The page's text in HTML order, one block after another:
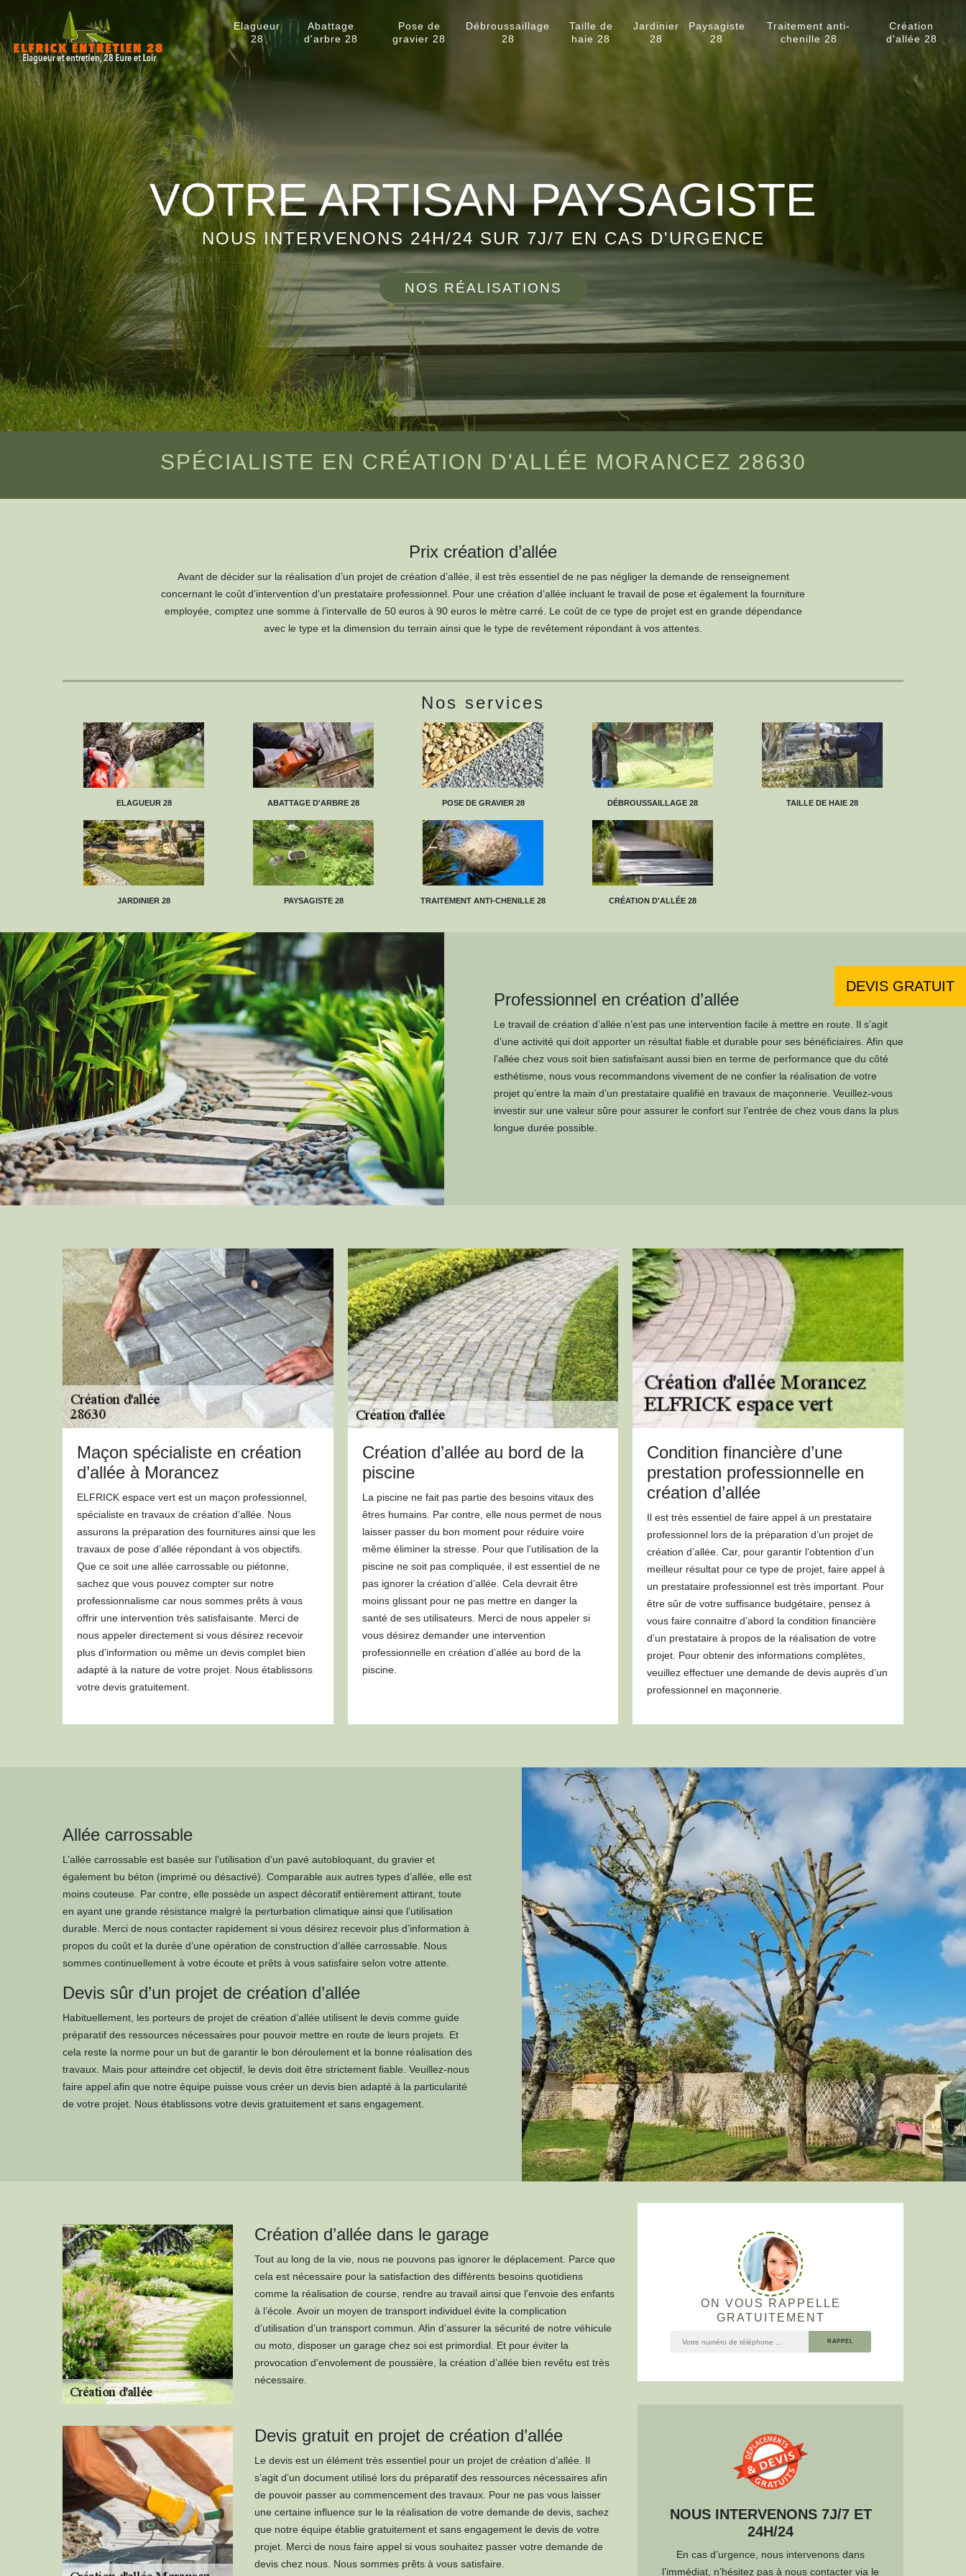
Elagueur
28
Abattage
d'arbre 28
Pose de
gravier 28
Débroussaillage
28
Taille de
haie 28
Jardinier
28
Paysagiste
28
Traitement anti-
chenille 28
Création
d'allée 28
VOTRE ARTISAN PAYSAGISTE
NOUS INTERVENONS 24H/24 SUR 7J/7 EN CAS D'URGENCE
NOS RÉALISATIONS
DEVIS GRATUIT
SPÉCIALISTE EN CRÉATION D'ALLÉE MORANCEZ 28630
Prix création d’allée
Avant de décider sur la réalisation d’un projet de création d’allée, il est très essentiel de ne pas négliger la demande de renseignement
concernant le coût d’intervention d’un prestataire professionnel. Pour une création d’allée incluant le travail de pose et également la fourniture
employée, comptez une somme à l’intervalle de 50 euros à 90 euros le mètre carré. Le coût de ce type de projet est en grande dépendance
avec le type et la dimension du terrain ainsi que le type de revêtement répondant à vos attentes.
Nos services
ELAGUEUR 28 ABATTAGE D'ARBRE 28 POSE DE GRAVIER 28 DÉBROUSSAILLAGE 28 TAILLE DE HAIE 28
JARDINIER 28 PAYSAGISTE 28 TRAITEMENT ANTI-CHENILLE 28 CRÉATION D'ALLÉE 28
Professionnel en création d’allée
Le travail de création d’allée n’est pas une intervention facile à mettre en route. Il s’agit
d’une activité qui doit apporter un résultat fiable et durable pour ses bénéficiaires. Afin que
l’allée chez vous soit bien satisfaisant aussi bien en terme de performance que du côté
esthétisme, nous vous recommandons vivement de ne confier la réalisation de votre
projet qu’entre la main d’un prestataire qualifié en travaux de maçonnerie. Veuillez-vous
investir sur une valeur sûre pour assurer le confort sur l’entrée de chez vous dans la plus
longue durée possible.
Maçon spécialiste en création
d’allée à Morancez
ELFRICK espace vert est un maçon professionnel,
spécialiste en travaux de création d’allée. Nous
assurons la préparation des fournitures ainsi que les
travaux de pose d’allée répondant à vos objectifs.
Que ce soit une allée carrossable ou piétonne,
sachez que vous pouvez compter sur notre
professionnalisme car nous sommes prêts à vous
offrir une intervention très satisfaisante. Merci de
nous appeler directement si vous désirez recevoir
plus d’information ou même un devis complet bien
adapté à la nature de votre projet. Nous établissons
votre devis gratuitement.
Création d’allée au bord de la
piscine
La piscine ne fait pas partie des besoins vitaux des
êtres humains. Par contre, elle nous permet de nous
laisser passer du bon moment pour réduire voire
même éliminer la stresse. Pour que l’utilisation de la
piscine ne soit pas compliquée, il est essentiel de ne
pas ignorer la création d’allée. Cela devrait être
moins glissant pour ne pas mettre en danger la
santé de ses utilisateurs. Merci de nous appeler si
vous désirez demander une intervention
professionnelle en création d’allée au bord de la
piscine.
Condition financière d’une
prestation professionnelle en
création d’allée
Il est très essentiel de faire appel à un prestataire
professionnel lors de la préparation d’un projet de
création d’allée. Car, pour garantir l’obtention d’un
meilleur résultat pour ce type de projet, faire appel à
un prestataire professionnel est très important. Pour
être sûr de votre suffisance budgétaire, pensez à
vous faire connaitre d’abord la condition financière
d’un prestataire à propos de la réalisation de votre
projet. Pour obtenir des informations complètes,
veuillez effectuer une demande de devis auprès d’un
professionnel en maçonnerie.
Allée carrossable
L’allée carrossable est basée sur l’utilisation d’un pavé autobloquant, du gravier et
également bu béton (imprimé ou désactivé). Comparable aux autres types d’allée, elle est
moins couteuse. Par contre, elle possède un aspect décoratif entièrement attirant, toute
en ayant une grande résistance malgré la perturbation climatique ainsi que l’utilisation
durable. Merci de nous contacter rapidement si vous désirez recevoir plus d’information à
propos du coût et la durée d’une opération de construction d’allée carrossable. Nous
sommes continuellement à votre écoute et prêts à vous satisfaire selon votre attente.
Devis sûr d’un projet de création d’allée
Habituellement, les porteurs de projet de création d’allée utilisent le devis comme guide
préparatif des ressources nécessaires pour pouvoir mettre en route de leurs projets. Et
cela reste la norme pour un but de garantir le bon déroulement et la bonne réalisation des
travaux. Mais pour atteindre cet objectif, le devis doit être strictement fiable. Veuillez-nous
faire appel afin que notre équipe puisse vous créer un devis bien adapté à la particularité
de votre projet. Nous établissons votre devis gratuitement et sans engagement.
Création d’allée dans le garage
Tout au long de la vie, nous ne pouvons pas ignorer le déplacement. Parce que
cela est nécessaire pour la satisfaction des différents besoins quotidiens
comme la réalisation de course, rendre au travail ainsi que l’envoie des enfants
à l’école. Avoir un moyen de transport individuel évite la complication
d’utilisation d’un transport commun. Afin d’assurer la sécurité de notre véhicule
ou moto, disposer un garage chez soi est primordial. Et pour éviter la
provocation d’envolement de poussière, la création d’allée bien revêtu est très
nécessaire.
Devis gratuit en projet de création d’allée
Le devis est un élément très essentiel pour un projet de création d’allée. Il
s’agit d’un document utilisé lors du préparatif des ressources nécessaires afin
de pouvoir passer au commencement des travaux. Pour ne pas vous laisser
une certaine influence sur le la réalisation de votre demande de devis, sachez
que notre équipe établie gratuitement et sans engagement le devis de votre
projet. Merci de nous faire appel si vous souhaitez passer votre demande de
devis chez nous. Nous sommes prêts à vous satisfaire.
ON VOUS RAPPELLE
GRATUITEMENT
NOUS INTERVENONS 7J/7 ET
24H/24
En cas d’urgence, nous intervenons dans
l’immédiat, n’hésitez pas à nous contacter via le